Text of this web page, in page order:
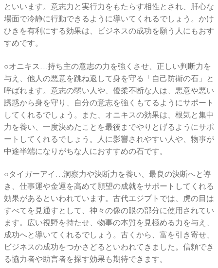
といいます。意志力と実行力をもたらす相性とされ、肝心な
場面で冷静に行動できるように導いてくれるでしょう。かけ
ひきを有利にする効果は、ビジネスの成功を願う人にもおす
すめです。
○オニキス…持ち主の意志の力を強くさせ、正しい判断力を
与え、他人の悪意を跳ね返して身を守る「自己防衛の石」と
呼ばれます。意志の弱い人や、優柔不断な人は、悪意や悪い
誘惑から身を守り、自分の意志を強くもてるようにサポート
してくれるでしょう。また、オニキスの効果は、根気と集中
力を養い、一度決めたことを最後までやりとげるようにサポ
ートしてくれるでしょう。人に影響されやすい人や、物事が
中途半端になりがちな人におすすめの石です。
○タイガーアイ…洞察力や決断力を養い、最良の決断へと導
き、仕事運や金運を高めて願望の成就をサポートしてくれる
効果があるといわれています。古代エジプトでは、虎の目は
すべてを見通すとして、神々の像の眼の部分に使用されてい
ます。広い視野を持たせ、物事の本質を見極める力を与え、
成功へと導いてくれるでしょう。古くから、富を引き寄せ、
ビジネスの成功をつかさどるといわれてきました。信頼でき
る協力者や助言者を探す効果も期待できます。